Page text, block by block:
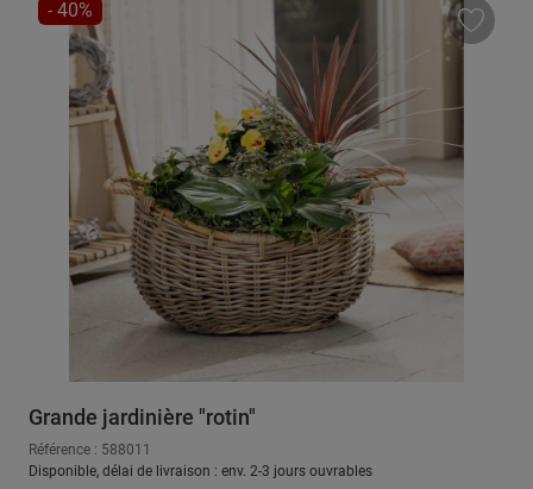
RÉDUCTION
- 40%
Grande jardinière "rotin"
Référence : 588011
Disponible, délai de livraison : env. 2-3 jours ouvrables